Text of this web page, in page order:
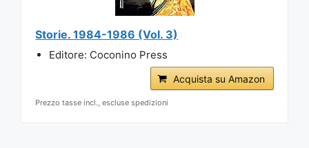
Storie. 1984-1986 (Vol. 3)
Editore: Coconino Press
Acquista su Amazon
Prezzo tasse incl., escluse spedizioni